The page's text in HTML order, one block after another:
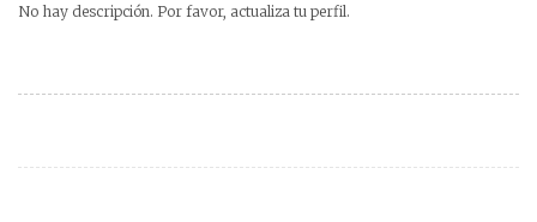
No hay descripción. Por favor, actualiza tu perfil.